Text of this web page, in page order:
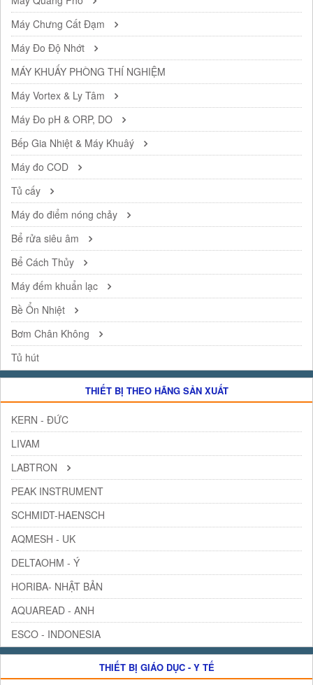
Máy Chưng Cất Đạm
Máy Đo Độ Nhớt
MÁY KHUẤY PHÒNG THÍ NGHIỆM
Máy Vortex & Ly Tâm
Máy Đo pH & ORP, DO
Bếp Gia Nhiệt & Máy Khuâý
Máy đo COD
Tủ cấy
Máy đo điểm nóng chảy
Bể rửa siêu âm
Bể Cách Thủy
Máy đếm khuẩn lạc
Bề Ổn Nhiệt
Bơm Chân Không
Tủ hút
THIẾT BỊ THEO HÃNG SẢN XUẤT
KERN - ĐỨC
LIVAM
LABTRON
PEAK INSTRUMENT
SCHMIDT-HAENSCH
AQMESH - UK
DELTAOHM - Ý
HORIBA- NHẬT BẢN
AQUAREAD - ANH
ESCO - INDONESIA
THIẾT BỊ GIÁO DỤC - Y TẾ